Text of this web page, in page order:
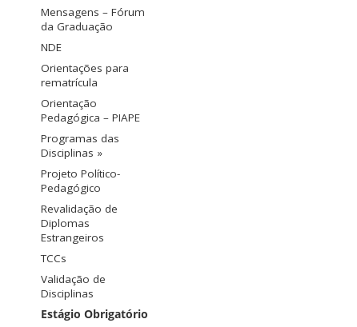
Mensagens – Fórum
da Graduação
NDE
Orientações para
rematrícula
Orientação
Pedagógica – PIAPE
Programas das
Disciplinas »
Projeto Político-
Pedagógico
Revalidação de
Diplomas
Estrangeiros
TCCs
Validação de
Disciplinas
Estágio Obrigatório